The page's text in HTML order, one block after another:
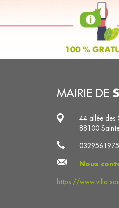
MAIRIE DE
44 allée des
88100
0329561975
Nous
https://www.ville-